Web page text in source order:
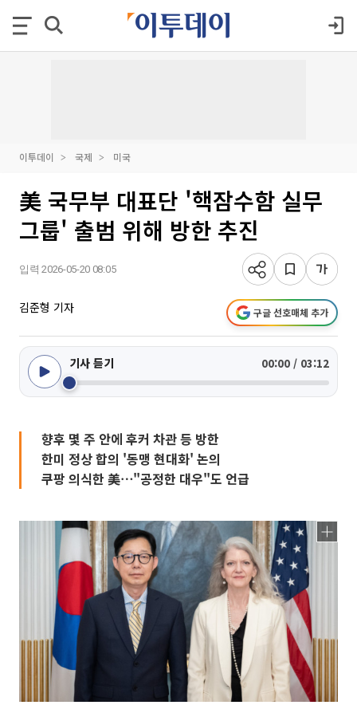
이투데이 국제 미국
美 국무부 대표단 '핵잠수함 실무
그룹' 출범 위해 방한 추진
입력 2026-05-20 08:05
김준형 기자 구글 선호매체 추가
기사 듣기 00:00 / 03:12
향후 몇 주 안에 후커 차관 등 방한
한미 정상 합의 '동맹 현대화' 논의
쿠팡 의식한 美⋯"공정한 대우"도 언급